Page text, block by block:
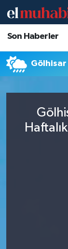
Son Haberler
Gölhisar
Hava
Trafik
Tüm